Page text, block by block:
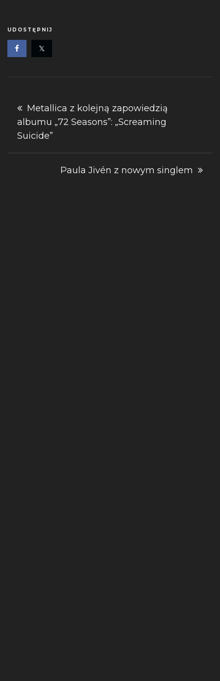
UDOSTĘPNIJ
Nawigacja
wpisu
Metallica z kolejną zapowiedzią
albumu „72 Seasons”: „Screaming
Suicide”
Paula Jivén z nowym singlem